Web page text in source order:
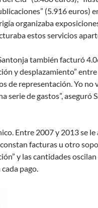
(5.916 euros)
organizaba
estos servicios
también facturó
y desplazamiento”
de representación. Yo no
serie de gastos”, aseguró
Entre 2007 y 2013 se
constan facturas u otro
y las cantidades
pago.